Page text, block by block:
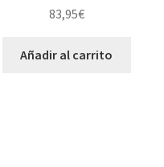
83,95€
Añadir al carrito